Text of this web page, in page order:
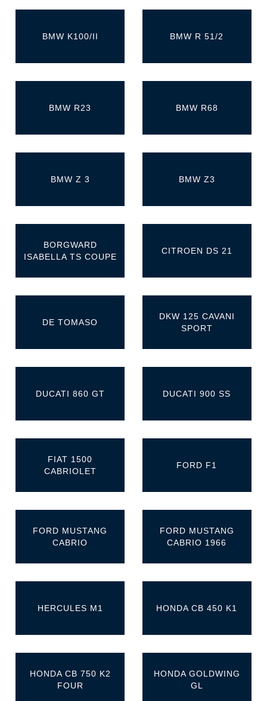
BMW K100/II BMW R 51/2
BMW R23 BMW R68
BMW Z 3 BMW Z3
BORGWARD
ISABELLA TS COUPE
CITROEN DS 21
DE TOMASO
DKW 125 CAVANI
SPORT
DUCATI 860 GT DUCATI 900 SS
FIAT 1500
CABRIOLET
FORD F1
FORD MUSTANG
CABRIO
FORD MUSTANG
CABRIO 1966
HERCULES M1 HONDA CB 450 K1
HONDA CB 750 K2
FOUR
HONDA GOLDWING
GL